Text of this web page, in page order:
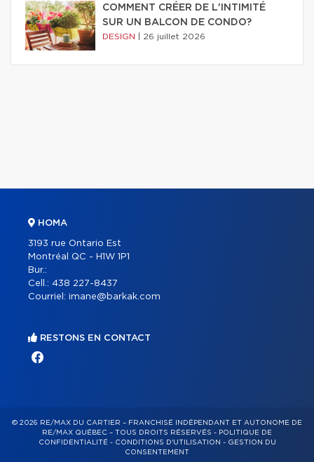
COMMENT CRÉER DE L'INTIMITÉ
SUR UN BALCON DE CONDO?
DESIGN 26 juillet 2026
HOMA
3193 rue Ontario Est
Montréal QC - H1W 1P1
Bur.:
Cell.: 438 227-8437
Courriel: imane@barkak.com
RESTONS EN CONTACT
© 2026 RE/MAX DU CARTIER – FRANCHISÉ INDÉPENDANT ET AUTONOME DE
RE/MAX QUÉBEC – TOUS DROITS RÉSERVÉS - POLITIQUE DE
CONFIDENTIALITÉ- CONDITIONS D'UTILISATION - GESTION DU
CONSENTEMENT